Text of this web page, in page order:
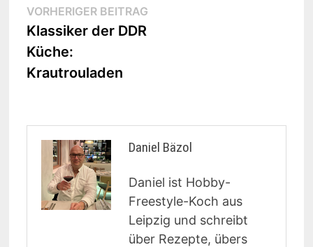
Beitragsnavigation
VORHERIGER BEITRAGVorheriger
Klassiker der DDR
Küche:
Krautrouladen
Daniel Bäzol
Daniel ist Hobby-
Freestyle-Koch aus
Leipzig und schreibt
über Rezepte, übers